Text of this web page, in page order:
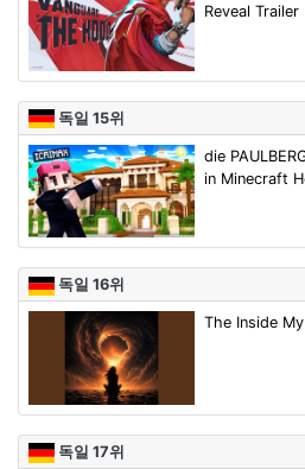
Reveal
독일 15위
die
in Minecraft
독일 16위
The Inside
독일 17위